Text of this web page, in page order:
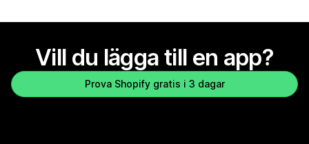
Vill du lägga till en app?
Prova Shopify gratis i 3 dagar